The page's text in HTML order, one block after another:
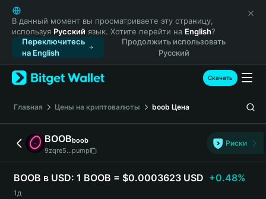
English
日本語
Tiếng Việt
Русский
Español (Latinoamérica)
Türkçe
Français
Deutsch
简体中文
繁體中文
Português (Portugal)
Bahasa Indonesia
ภาษาไทย
В данный момент вы просматриваете эту страницу,
используя Русский язык. Хотите перейти на English?
Переключитесь
на English
Продолжить использовать
Русский
Скачать
Главная Цены на криптовалюты boob Цена
BOOBboob
9zqre5...pump
Риски
BOOB в USD: 1 BOOB = $0.0003623 USD +0.48%
1д